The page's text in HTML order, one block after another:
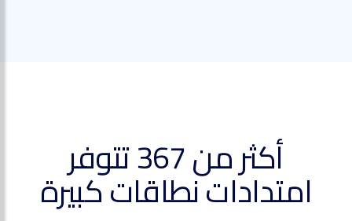
أكثر من 367 تتوفر
امتدادات نطاقات كبيرة